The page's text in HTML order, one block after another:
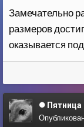
Замечательно
размеров
оказывается
Пятница